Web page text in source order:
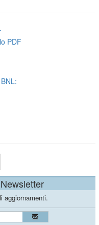
PDF
aggiornamenti.